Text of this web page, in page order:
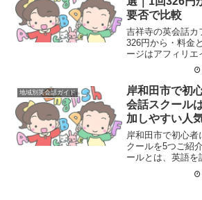
要否で比較
吉祥寺の英会話カ
326円から・料金
ージはアフィリエ
ます。このペー
英会話カフェ」
いことを、運営
ケジュール・公式...
地域別英会話ガイド
岸和田市で初
会話スクール
加しやすい人
5選】
岸和田市で初心者
クールを5つご紹
ールとは、英語を
を習得すること
育機関のことで